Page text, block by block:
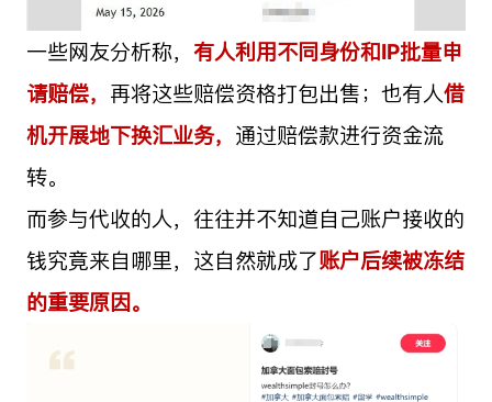
一些网友分析称， 有人利用不同身份和IP批量申
请赔偿， 再将这些赔偿资格打包出售；也有人借
机开展地下换汇业务， 通过赔偿款进行资金流
转。
而参与代收的人，往往并不知道自己账户接收的
钱究竟来自哪里，这自然就成了账户后续被冻结
的重要原因。